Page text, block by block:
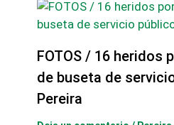
FOTOS / 16 heridos
de buseta de
Pereira